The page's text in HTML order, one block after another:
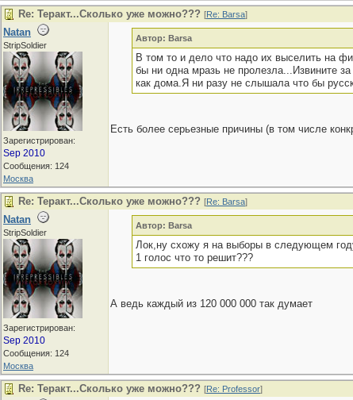
Re: Теракт...Сколько уже можно??? [Re: Barsa]
Natan
StripSoldier
Зарегистрирован:
Sep 2010
Сообщения: 124
Москва
Автор: Barsa
В том то и дело что надо их выселить на
бы ни одна мразь не пролезла...Извините
как дома.Я ни разу не слышала что бы
Есть более серьезные причины (в том числе
Re: Теракт...Сколько уже можно??? [Re: Barsa]
Natan
StripSoldier
Зарегистрирован:
Sep 2010
Сообщения: 124
Москва
Автор: Barsa
Лок,ну схожу я на выборы в следующем
1 голос что то решит???
А ведь каждый из 120 000 000 так думает
Re: Теракт...Сколько уже можно??? [Re: Professor]